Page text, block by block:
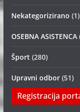
Nekategorizirano (1)
OSEBNA ASISTENCA
Šport (280)
Upravni odbor(51)
Registracija